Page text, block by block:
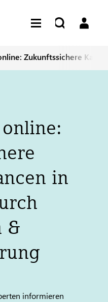
Zukunftssichere
in
&
informieren